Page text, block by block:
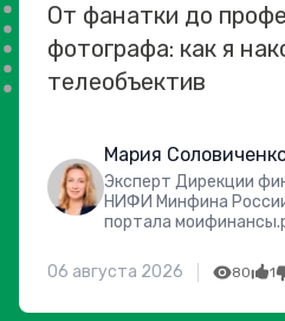
От фанатки до
фотографа: как я
телеобъектив
Мария
Эксперт Дирекции
НИФИ Минфина
портала
06 августа 2026 80 1